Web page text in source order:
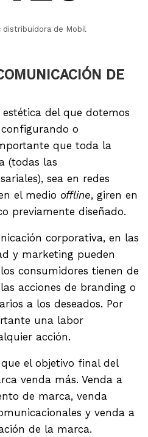
distribuidora de Mobil
DE
del que dotemos
o
que toda la
(todas las
sea en redes
el medio offline, giren en
previamente diseñado.
corporativa, en las
y marketing pueden
consumidores tienen de
acciones de branding o
a los deseados. Por
una labor
acción.
el objetivo final del
venda más. Venda a
de marca, venda
y venda a
de la marca.